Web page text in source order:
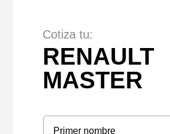
Cotiza tu:
RENAULT
MASTER